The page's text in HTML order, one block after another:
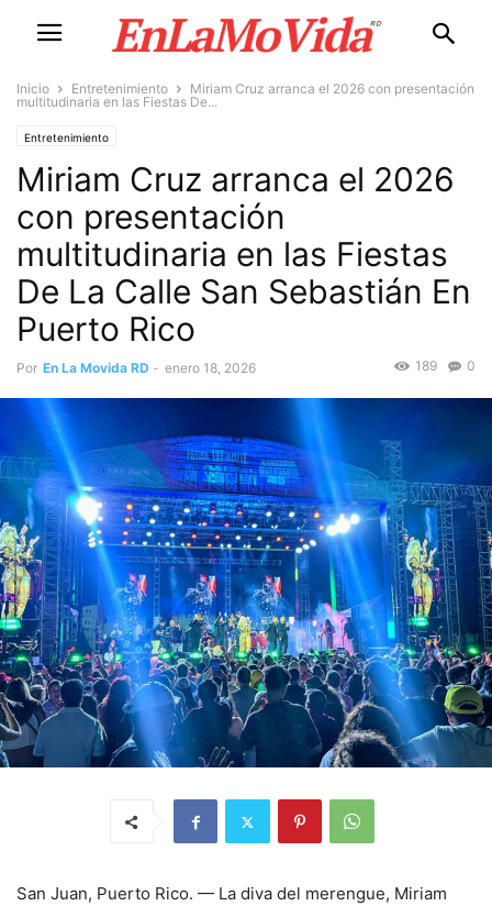
Inicio Entretenimiento
Miriam Cruz arranca el 2026 con presentación
multitudinaria en las Fiestas De...
Entretenimiento
Miriam Cruz arranca el 2026
con presentación
multitudinaria en las Fiestas
De La Calle San Sebastián En
Puerto Rico
Por En La Movida RD - enero 18, 2026 0
189
San Juan, Puerto Rico. — La diva del merengue, Miriam